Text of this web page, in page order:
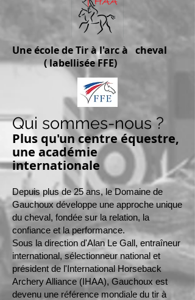
Une école de Tir à l'arc à cheval
( labellisée FFE)
Qui sommes-nous ?
Plus qu'un centre équestre,
une académie
internationale
Depuis plus de 25 ans, le Domaine de
Gauchoux développe une approche unique
du cheval, fondée sur la relation, la
confiance et la performance.
Sous la direction d'Alan Le Gall, entraîneur
international, sélectionneur national et
président de l'International Horseback
Archery Alliance (IHAA), Gauchoux est
devenu une référence mondiale du tir à